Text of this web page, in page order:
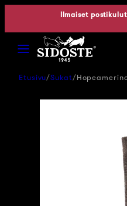
Ilmaiset
Etusivu Sukat